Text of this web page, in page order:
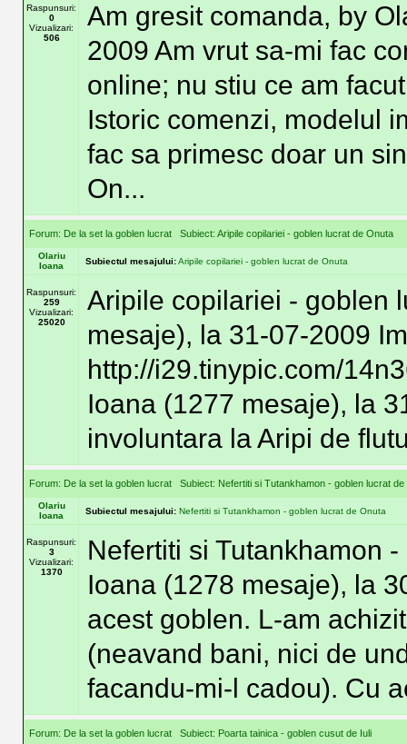
Raspunsuri:
0
Vizualizari:
506
Am gresit comanda, by
2009 Am vrut sa-mi fac
online; nu stiu ce am
Istoric comenzi, modelul
fac sa primesc doar un
On...
Forum: De la set la goblen lucrat Subiect: Aripile copilariei - goblen lucrat de Onuta
Olariu
Ioana
Subiectul mesajului:Aripile copilariei - goblen lucrat de Onuta
Raspunsuri:
259
Vizualizari:
25020
Aripile copilariei - goblen
mesaje), la 31-07-2009
http://i29.tinypic.com/
Ioana (1277 mesaje), la
involuntara la Aripi de
Forum: De la set la goblen lucrat Subiect: Nefertiti si Tutankhamon - goblen lucrat de
Olariu
Ioana
Subiectul mesajului: Nefertiti si Tutankhamon - goblen lucrat de Onuta
Raspunsuri:
3
Vizualizari:
1370
Nefertiti si Tutankhamon
Ioana (1278 mesaje), la
acest goblen. L-am
(neavand bani, nici de
facandu-mi-l cadou). Cu
Forum: De la set la goblen lucrat Subiect: Poarta tainica - goblen cusut de Iuli